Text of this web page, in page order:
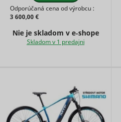
Odporúčaná cena od výrobcu :
3 600,00 €
Nie je skladom v e‑shope
Skladom v 1 predajni